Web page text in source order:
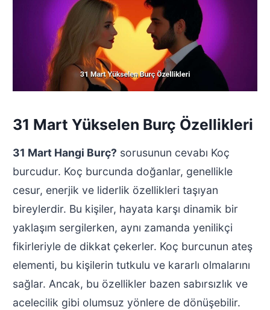
31 Mart Yükselen Burç Özellikleri
31 Mart Hangi Burç? sorusunun cevabı Koç
burcudur. Koç burcunda doğanlar, genellikle
cesur, enerjik ve liderlik özellikleri taşıyan
bireylerdir. Bu kişiler, hayata karşı dinamik bir
yaklaşım sergilerken, aynı zamanda yenilikçi
fikirleriyle de dikkat çekerler. Koç burcunun ateş
elementi, bu kişilerin tutkulu ve kararlı olmalarını
sağlar. Ancak, bu özellikler bazen sabırsızlık ve
acelecilik gibi olumsuz yönlere de dönüşebilir.